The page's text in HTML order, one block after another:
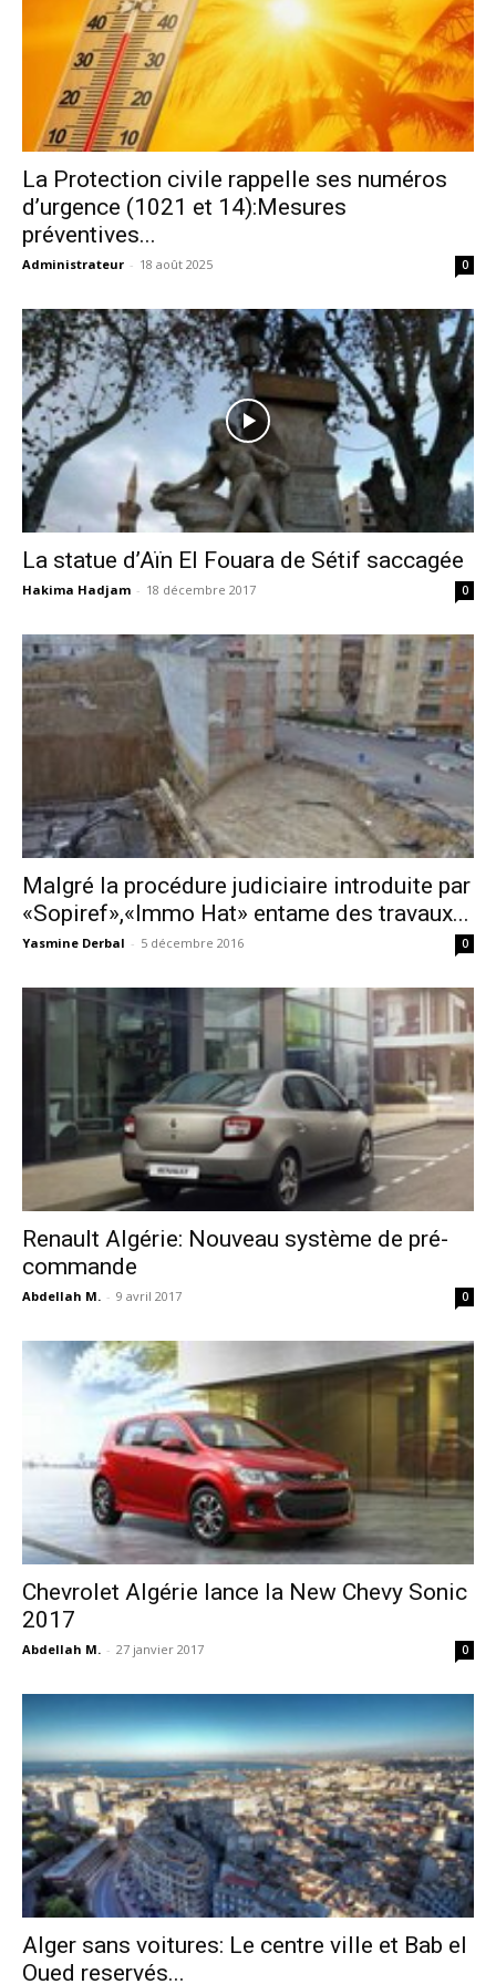
La Protection civile rappelle ses numéros
d’urgence (1021 et 14):Mesures
préventives...
Administrateur - 18 août 2025 0
La statue d’Aïn El Fouara de Sétif saccagée
Hakima Hadjam - 18 décembre 2017 0
Malgré la procédure judiciaire introduite par
«Sopiref»,«Immo Hat» entame des travaux...
Yasmine Derbal - 5 décembre 2016 0
Renault Algérie: Nouveau système de pré-
commande
Abdellah M. - 9 avril 2017 0
Chevrolet Algérie lance la New Chevy Sonic
2017
Abdellah M. - 27 janvier 2017 0
Alger sans voitures: Le centre ville et Bab el
Oued reservés...